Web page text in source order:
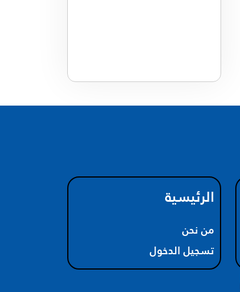
الرئيسية
من نحن
تسجيل الدخول